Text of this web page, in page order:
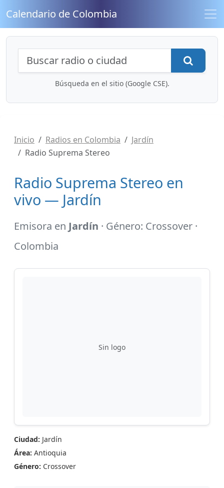
Calendario de Colombia
Búsqueda de radios y contenidos
Búsqueda en el sitio (Google CSE).
Inicio Radios en Colombia
Jardín
Radio Suprema Stereo
Radio Suprema Stereo en
vivo — Jardín
Emisora en Jardín · Género: Crossover ·
Colombia
Sin logo
Ciudad: Jardín
Área: Antioquia
Género: Crossover